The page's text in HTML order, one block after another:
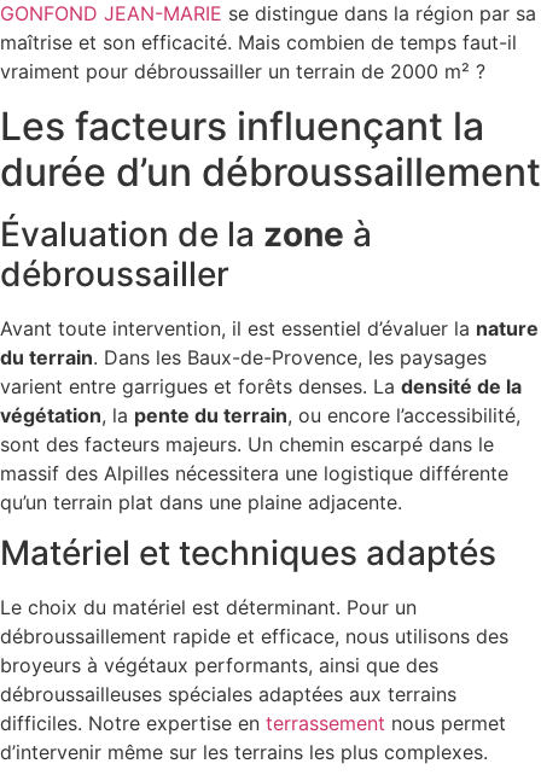
GONFOND JEAN-MARIE se distingue dans la région par sa
maîtrise et son efficacité. Mais combien de temps faut-il
vraiment pour débroussailler un terrain de 2000 m² ?
Les facteurs influençant la
durée d’un débroussaillement
Évaluation de la zone à
débroussailler
Avant toute intervention, il est essentiel d’évaluer la nature
du terrain. Dans les Baux-de-Provence, les paysages
varient entre garrigues et forêts denses. La densité de la
végétation, la pente du terrain, ou encore l’accessibilité,
sont des facteurs majeurs. Un chemin escarpé dans le
massif des Alpilles nécessitera une logistique différente
qu’un terrain plat dans une plaine adjacente.
Matériel et techniques adaptés
Le choix du matériel est déterminant. Pour un
débroussaillement rapide et efficace, nous utilisons des
broyeurs à végétaux performants, ainsi que des
débroussailleuses spéciales adaptées aux terrains
difficiles. Notre expertise en terrassement nous permet
d’intervenir même sur les terrains les plus complexes.